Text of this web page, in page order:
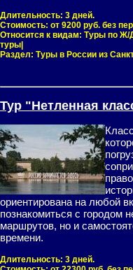
Длительность: 3 дней.
Стоимость: от 9200 руб. без
Относится к видам: Туры по Ж/
туры|
Раздел: Туры в России из
Тур "Нетленная
ориентирована на любой
познакомиться с городом
маршрутов, но и
времени.
Длительность: 3 дней.